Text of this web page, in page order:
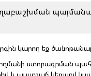
կարող եք ծանոթանալ
ստորագրման